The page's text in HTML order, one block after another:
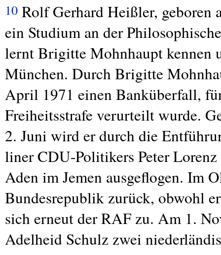
10 Rolf Gerhard Heißler, geboren
ein Studium an der
lernt Brigitte Mohnhaupt kennen
München. Durch Brigitte
April 1971 einen Banküberfall,
Freiheitsstrafe verurteilt wurde.
2. Juni wird er durch die
linerCDU-Politikers Peter
Aden im Jemen ausgeflogen. Im
Bundesrepublik zurück, obwohl
sich erneut derRAF zu. Am 1.
Adelheid Schulz zwei